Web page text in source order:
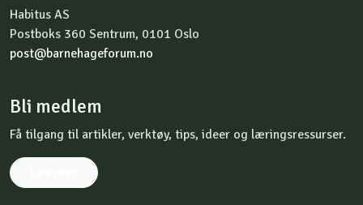
Habitus AS
Postboks 360 Sentrum, 0101 Oslo
post@barnehageforum.no
Bli medlem
Få tilgang til artikler, verktøy, tips, ideer og læringsressurser.